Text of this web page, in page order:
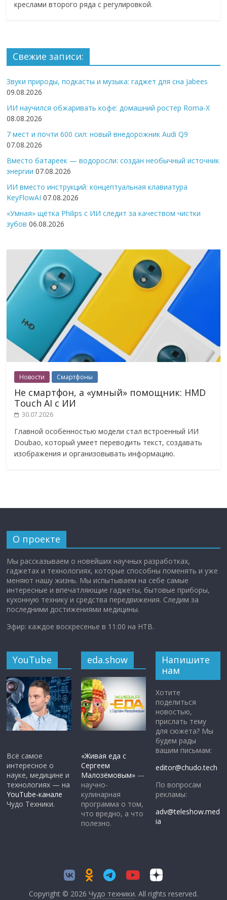
креслами второго ряда с регулировкой.
Свежие записи:
Звуки природы, подкасты и музыка: гаджет для сна Jabees
09.08.2026
ИИ научился обжаривать кофе: домашний ростер Roma-X
08.08.2026
7 мест и почти 600 сил: новый внедорожник Audi Q9
07.08.2026
Вместо батареек — водоросли: создан необычный источник
энергии 07.08.2026
ИИ вместо инструкций: концептуальная клавиатура
KeyFlowAI 07.08.2026
«Умная» щётка Philips с ИИ следит за качеством чистки
зубов 06.08.2026
Новости Смартфоны
Не смартфон, а «умный» помощник: HMD
Touch AI с ИИ
30.07.2026
Главной особенностью модели стал встроенный ИИ
Doubao, который умеет переводить текст, создавать
изображения и организовывать информацию.
О проекте
Мы рассказываем о новейших научных разработках,
гаджетах и технологиях, которые способны поменять и уже
меняют нашу жизнь. Мы испытываем на себе самые
интересные и впечатляющие гаджеты, бытовые приборы,
кухонную технику и средства передвижения. Следим за
последними достижениями медицины.
Эфир: каждое воскресенье в 11:00 на НТВ.
YouTube
Всё самое
интересное о
науке, медицине и
технологиях — на
YouTube-канале
Чудо Техники.
eda.show
«Живая еда с
Сергеем
Малозёмовым» —
научно-
кулинарная
программа о том,
что вредно, а что
полезно.
Напишите
нам
Хотите
поделиться
новостью,
прислать тему
для сюжета? Мы
будем рады
вашим письмам:
editor@chudo.tech
По вопросам
рекламы:
adv@teleshow.med
ia
Copyright © 2026 Чудо техники. All rights reserved.